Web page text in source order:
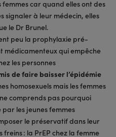
car quand elles ont des
signaler à leur médecin, elles
le Dr Brunel.
peu la prophylaxie pré-
médicamenteux qui empêche
les personnes
de faire baisser l’épidémie
homosexuels mais les femmes
comprends pas pourquoi
les jeunes femmes
le préservatif dans leur
freins : la PrEP chez la femme